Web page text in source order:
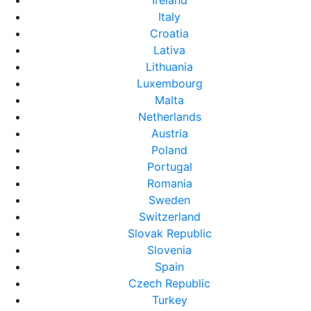
Italy
Croatia
Lativa
Lithuania
Luxembourg
Malta
Netherlands
Austria
Poland
Portugal
Romania
Sweden
Switzerland
Slovak Republic
Slovenia
Spain
Czech Republic
Turkey